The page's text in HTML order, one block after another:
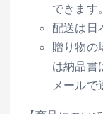
できます。
配送は日
贈り物の
は納品書
メールで